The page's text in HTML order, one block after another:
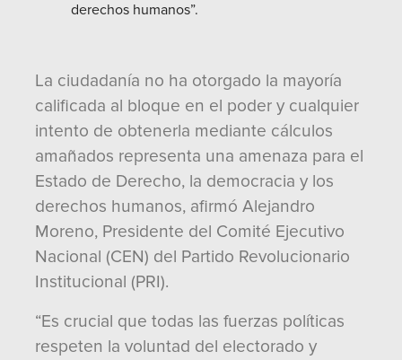
derechos humanos”.
La ciudadanía no ha otorgado la mayoría
calificada al bloque en el poder y cualquier
intento de obtenerla mediante cálculos
amañados representa una amenaza para el
Estado de Derecho, la democracia y los
derechos humanos, afirmó Alejandro
Moreno, Presidente del Comité Ejecutivo
Nacional (CEN) del Partido Revolucionario
Institucional (PRI).
“Es crucial que todas las fuerzas políticas
respeten la voluntad del electorado y